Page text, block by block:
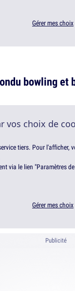
Gérer mes choix
bowling et
vos choix de
tiers. Pour l'afficher,
via le lien "Paramètres
Gérer mes choix
Publicité